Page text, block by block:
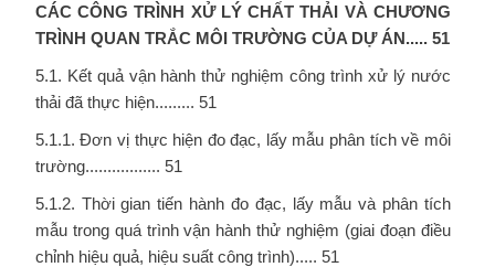
CÁC CÔNG TRÌNH XỬ LÝ CHẤT THẢI VÀ CHƯƠNG
TRÌNH QUAN TRẮC MÔI TRƯỜNG CỦA DỰ ÁN..... 51
5.1. Kết quả vận hành thử nghiệm công trình xử lý nước
thải đã thực hiện......... 51
5.1.1. Đơn vị thực hiện đo đạc, lấy mẫu phân tích về môi
trường................. 51
5.1.2. Thời gian tiến hành đo đạc, lấy mẫu và phân tích
mẫu trong quá trình vận hành thử nghiệm (giai đoạn điều
chỉnh hiệu quả, hiệu suất công trình)..... 51